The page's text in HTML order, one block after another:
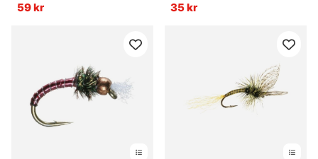
59 kr
35 kr